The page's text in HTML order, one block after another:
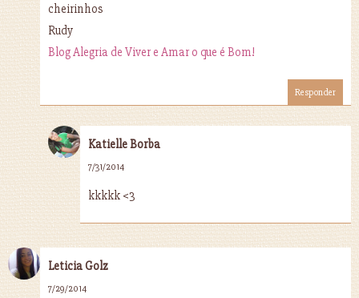
cheirinhos
Rudy
Blog Alegria de Viver e Amar o que é Bom!
Responder
Katielle Borba
7/31/2014
kkkkk <3
Leticia Golz
7/29/2014